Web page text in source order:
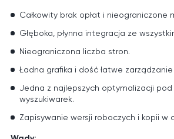
Całkowity brak opłat i nieograniczone
Głęboka, płynna integracja ze
Nieograniczona liczba stron.
Ładna grafika i dość łatwe
Jedna z najlepszych optymalizacji
wyszukiwarek.
Zapisywanie wersji roboczych i kopii w